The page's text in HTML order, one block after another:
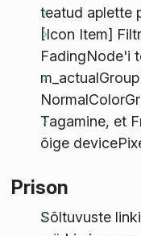
teatud aplette
[Icon Item]
FadingNode'i
Tagamine, et
õige
Prison
Sõltuvuste